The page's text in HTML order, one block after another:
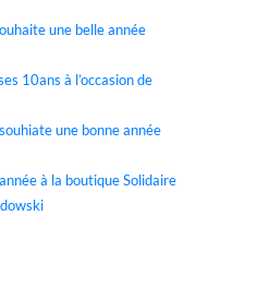
une belle année
10ans à l’occasion de
une bonne année
à la boutique Solidaire